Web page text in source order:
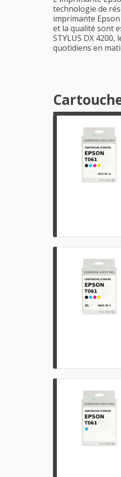
technologie de
imprimante
et la qualité sont
STYLUS DX
quotidiens en